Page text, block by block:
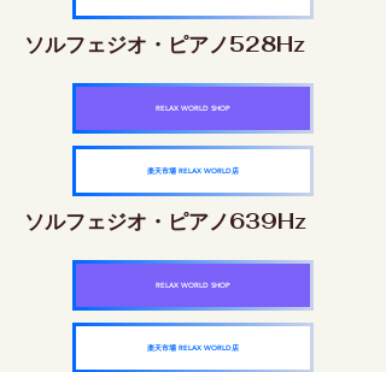
ソルフェジオ・ピアノ528Hz
RELAX WORLD SHOP
楽天市場 RELAX WORLD店
ソルフェジオ・ピアノ639Hz
RELAX WORLD SHOP
楽天市場 RELAX WORLD店